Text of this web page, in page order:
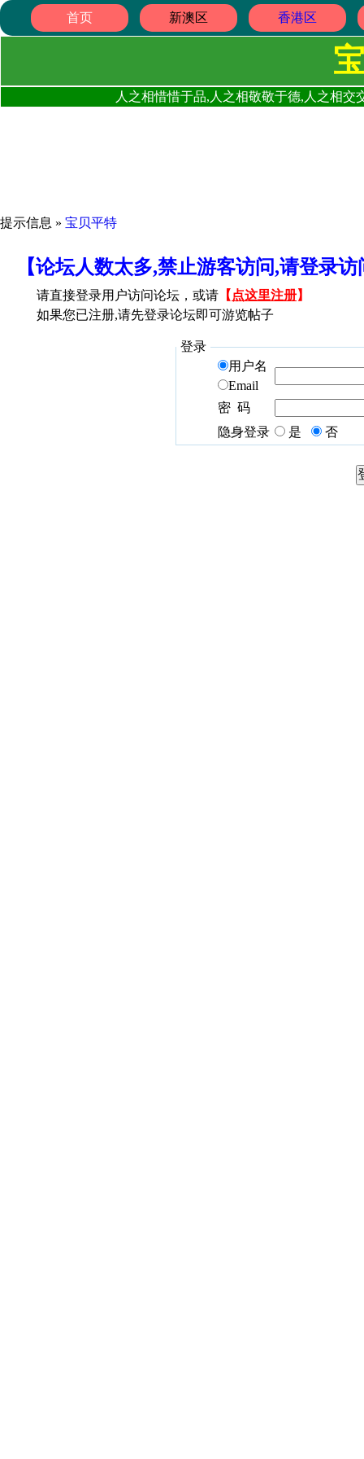
首页 新澳区 香港区
人之相惜惜于品,人之相敬敬于德,人之相
提示信息 » 宝贝平特
【论坛人数太多,禁止游客访问,请登录
请直接登录用户访问论坛，或请 【 点这里注册】
如果您已注册,请先登录论坛即可游览帖子
登录
用户名
Email
密 码
隐身登录
是 否